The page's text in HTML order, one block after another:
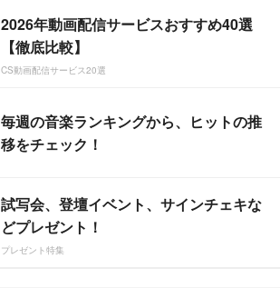
2026年動画配信サービスおすすめ40選
【徹底比較】
CS動画配信サービス20選
毎週の音楽ランキングから、ヒットの推
移をチェック！
試写会、登壇イベント、サインチェキな
どプレゼント！
プレゼント特集